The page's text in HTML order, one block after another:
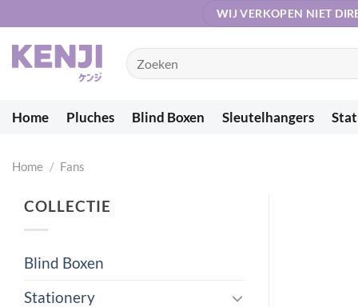
inhoud
WIJ VERKOPEN NIET
Zoeken
naar:
Home Pluches Blind Boxen Sleutelhangers
Home / Fans
COLLECTIE
Blind Boxen
Stationery